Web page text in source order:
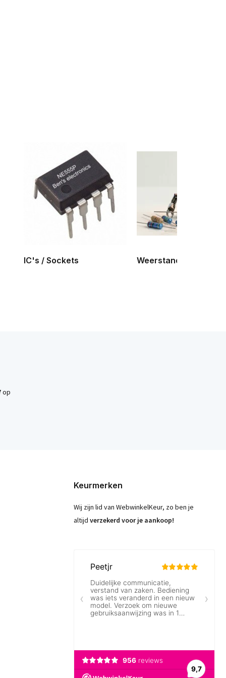
IC's / Sockets Weerstand
op
Keurmerken
Wij zijn lid van WebwinkelKeur, zo ben je
altijd verzekerd voor je aankoop!